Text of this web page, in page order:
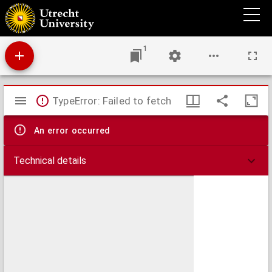
Kaart waar op is afgebeeld, het benedenste gedeelte van de Boven Rhyn, van Emmerik,
langs het Spyk, met deszelfs dyken, tot daar dezelven sluit, tegens de binnen lyn der
oostelyke rand, van de Kaart des Bylandsche Waards
1
Mirador
viewer
TypeError: Failed to fetch
An error occurred
Technical details